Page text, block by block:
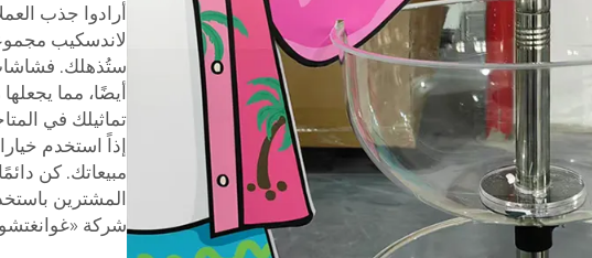
أرادوا جذب
لاندسكيب
ستُذهلك.
أيضًا، مما
تماثيلك في
إذاً استخدم
مبيعاتك. كن
المشترين
شركة